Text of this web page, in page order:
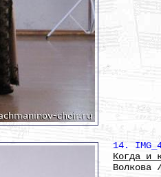
14.
Когда и
Волкова